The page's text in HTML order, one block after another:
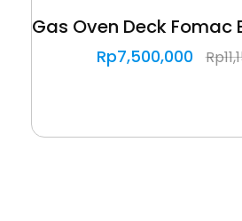
Gas Oven Deck Fomac
Rp7,500,000 Rp